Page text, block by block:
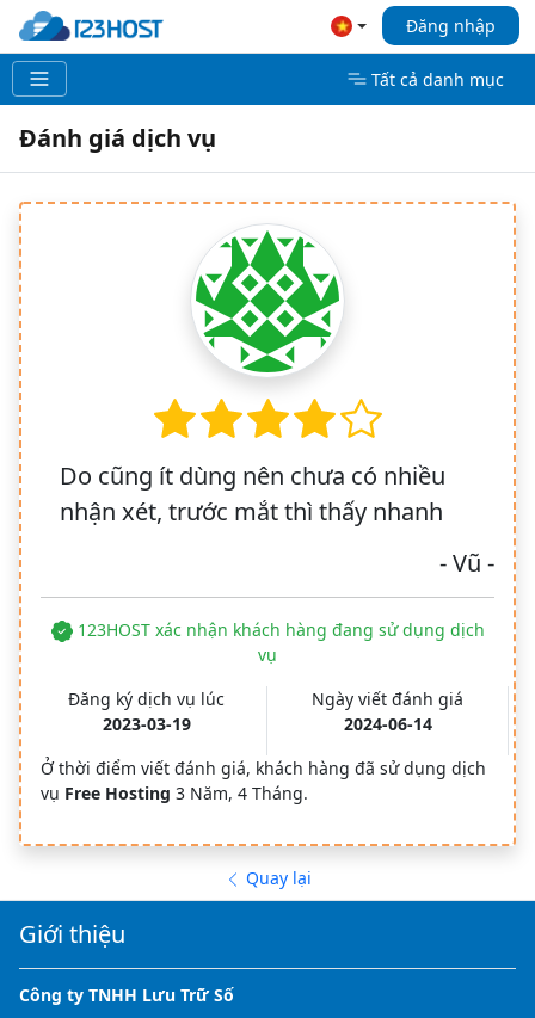
Đăng nhập
Tất cả danh mục
Đánh giá dịch vụ
Do cũng ít dùng nên chưa có nhiều
nhận xét, trước mắt thì thấy nhanh
- Vũ -
123HOST xác nhận khách hàng đang sử dụng dịch
vụ
Đăng ký dịch vụ lúc
2023-03-19
Ngày viết đánh giá
2024-06-14
Ở thời điểm viết đánh giá, khách hàng đã sử dụng dịch
vụ Free Hosting 3 Năm, 4 Tháng.
Quay lại
Giới thiệu
Công ty TNHH Lưu Trữ Số